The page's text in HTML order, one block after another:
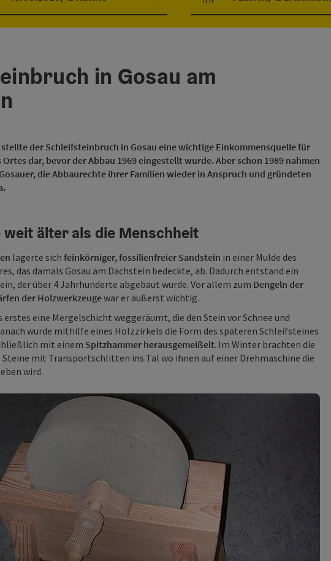
Einheitenanzahl und
in Gosau am
der Schleifsteinbruch in Gosau eine wichtige Einkommensquelle für
dar, bevor der Abbau 1969 eingestellt wurde. Aber schon 1989 nahmen
die Abbaurechte ihrer Familien wieder in Anspruch und gründeten
älter als die Menschheit
lagerte sich feinkörniger, fossilienfreier Sandstein in einer Mulde des
das damals Gosau am Dachstein bedeckte, ab. Dadurch entstand ein
der über 4 Jahrhunderte abgebaut wurde. Vor allem zum Dengeln der
der Holzwerkzeugewar er äußerst wichtig.
erstes eine Mergelschicht weggeräumt, die den Stein vor Schnee und
wurde mithilfe eines Holzzirkels die Form des späteren Schleifsteines
mit einem Spitzhammer herausgemeißelt. Im Winter brachten die
mit Transportschlitten ins Tal wo ihnen auf einer Drehmaschine die
wird.